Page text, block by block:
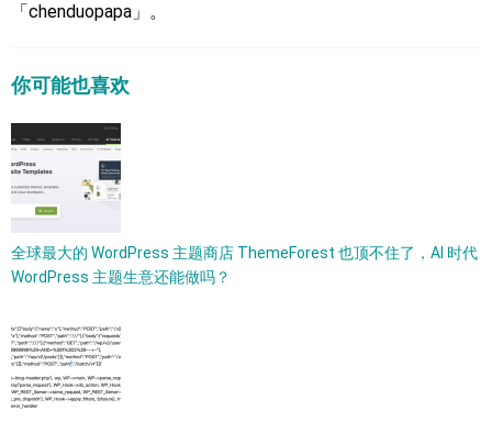
「chenduopapa」。
你可能也喜欢
全球最大的 WordPress 主题商店 ThemeForest 也顶不住了，AI 时代
WordPress 主题生意还能做吗？